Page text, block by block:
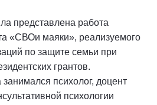
представлена работа
«СВОи маяки», реализуемого
по защите семьи при
грантов.
психолог, доцент
психологии